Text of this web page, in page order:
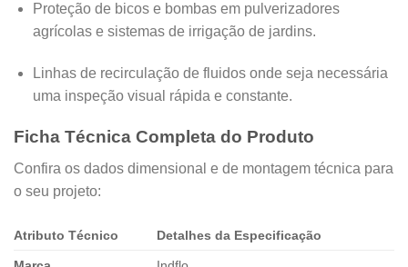
Proteção de bicos e bombas em pulverizadores
agrícolas e sistemas de irrigação de jardins.
Linhas de recirculação de fluidos onde seja necessária
uma inspeção visual rápida e constante.
Ficha Técnica Completa do Produto
Confira os dados dimensional e de montagem técnica para
o seu projeto:
Atributo Técnico Detalhes da Especificação